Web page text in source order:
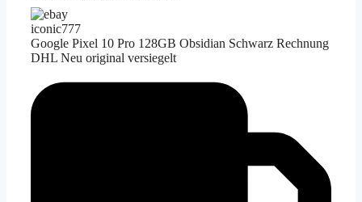
iconic777
Google Pixel 10 Pro 128GB Obsidian Schwarz Rechnung
DHL Neu original versiegelt